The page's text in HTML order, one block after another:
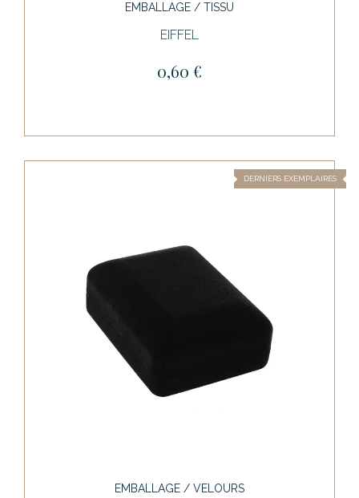
EMBALLAGE / TISSU
EIFFEL
0,60 €
DERNIERS EXEMPLAIRES
EMBALLAGE / VELOURS